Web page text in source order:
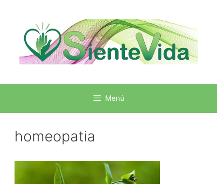
Menú
homeopatia